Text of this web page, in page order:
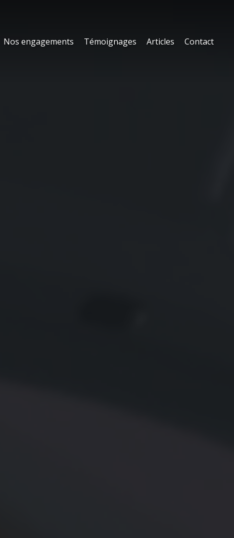
Nos engagements Témoignages Articles Contact